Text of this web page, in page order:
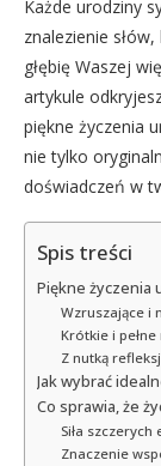
Każde urodziny
znalezienie
głębię Waszej
artykule
piękne życzenia
nie tylko
doświadczeń w
Spis treści
Piękne życzenia
Wzruszające i
Krótkie i pełne
Z nutką
Jak wybrać
Co sprawia, że
Siła
Znaczenie